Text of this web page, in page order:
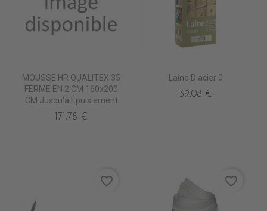
MOUSSE HR QUALITEX 35
FERME EN 2 CM 160x200
CM Jusqu'à Épuisiement
171,78 €
Laine D'acier 0
39,08 €
favorite_border favorite_border